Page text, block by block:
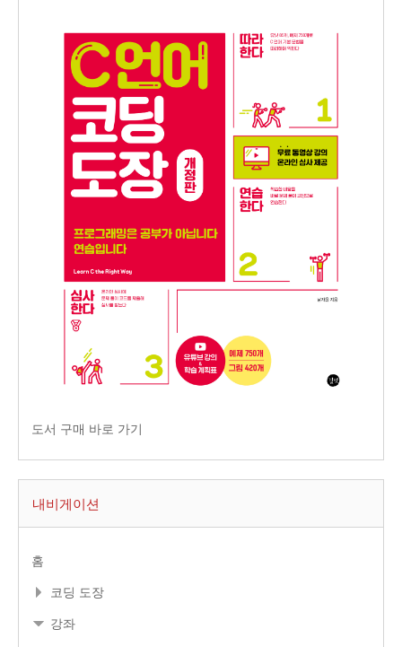
도서 구매 바로 가기
내비게이션
홈
코딩 도장
강좌